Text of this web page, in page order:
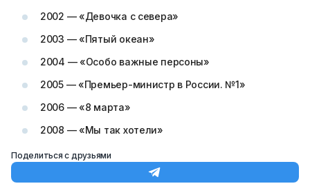
2002 — «Девочка с севера»
2003 — «Пятый океан»
2004 — «Особо важные персоны»
2005 — «Премьер-министр в России. №1»
2006 — «8 марта»
2008 — «Мы так хотели»
Поделиться с друзьями